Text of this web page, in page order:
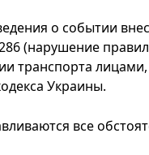
о событии
(нарушение
транспорта
Украины.
все